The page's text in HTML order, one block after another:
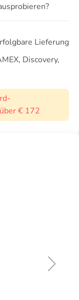
Lieferung
Discovery,
€ 172